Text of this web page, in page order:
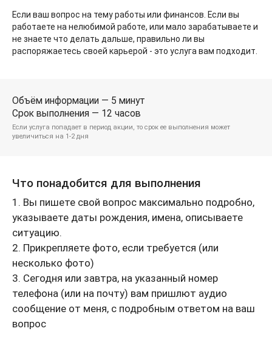
Если ваш вопрос на тему работы или финансов. Если вы
работаете на нелюбимой работе, или мало зарабатываете и
не знаете что делать дальше, правильно ли вы
распоряжаетесь своей карьерой - это услуга вам подходит.
Объём информации — 5 минут
Срок выполнения — 12 часов
Если услуга попадает в период акции, то срок ее выполнения может
увеличиться на 1-2 дня
Что понадобится для выполнения
1. Вы пишете свой вопрос максимально подробно,
указываете даты рождения, имена, описываете
ситуацию.
2. Прикрепляете фото, если требуется (или
несколько фото)
3. Сегодня или завтра, на указанный номер
телефона (или на почту) вам пришлют аудио
сообщение от меня, с подробным ответом на ваш
вопрос